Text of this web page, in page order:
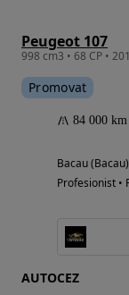
Peugeot 107
998 cm3 • 68 CP •
Promovat
84 000 km
Bacau (Bacau)
Profesionist •
AUTOCEZ